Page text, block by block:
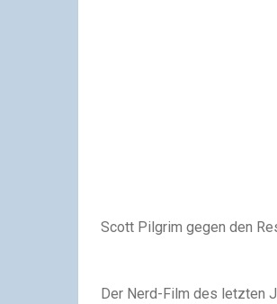
Scott Pilgrim gegen den
Der Nerd-Film des letzten